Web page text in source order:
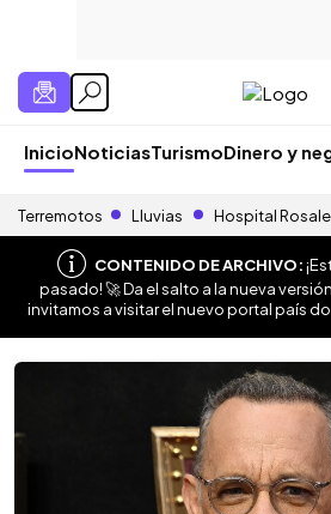
InicioNoticiasTurismoDinero y
Terremotos Lluvias Hospital
CONTENIDO DE ARCHIVO:
pasado! 🚀 Da el salto a la nueva
invitamos a visitar el nuevo portal país